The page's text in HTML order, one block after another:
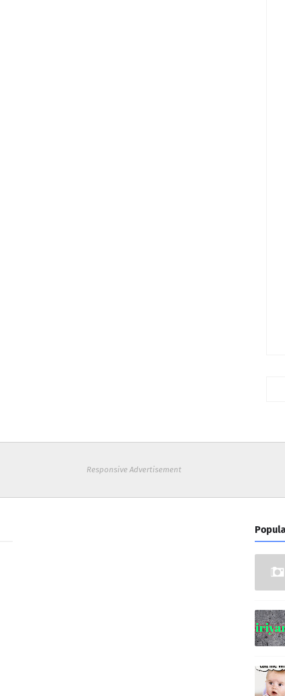
Responsive Advertisement